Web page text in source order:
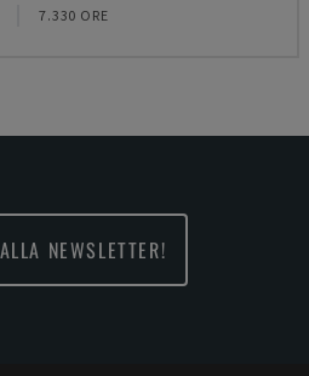
7.330 ORE
NEWSLETTER!